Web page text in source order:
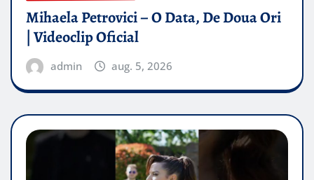
Mihaela Petrovici – O Data, De Doua Ori
| Videoclip Oficial
admin aug. 5, 2026